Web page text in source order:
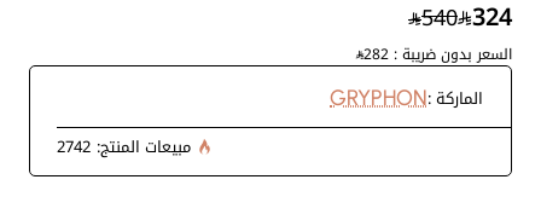
شماغ غريفن احمر غامق فاخر G28
تفاصيل ومواصفات شماغ :
خامة الشماغ مصنوعة من القطن الطبيعي 100%.
يتميز الشماغ بالملمس الناعم الذي يعطي راحة أثناء لبسه.
أطراف الشماغ متطابقة من جميع الجوانب.
324
540
السعر بدون ضريبة : 282
الماركة :GRYPHON
مبيعات المنتج: 2742